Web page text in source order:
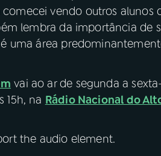
comecei vendo outros alunos
lembra da importância de
uma área
vai ao ar de segunda a
15h, na Rádio Nacional do
the audio element.